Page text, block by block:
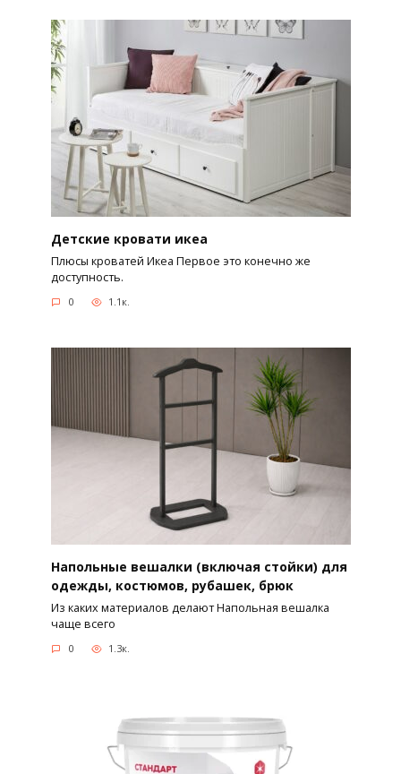
Детские кровати икеа
Плюсы кроватей Икеа Первое это конечно же
доступность.
0 1.1к.
Напольные вешалки (включая стойки) для
одежды, костюмов, рубашек, брюк
Из каких материалов делают Напольная вешалка
чаще всего
0 1.3к.